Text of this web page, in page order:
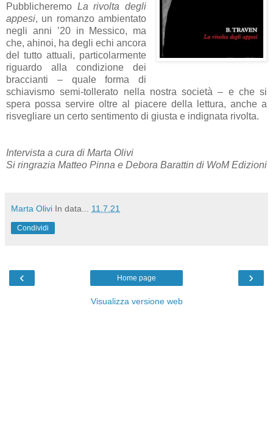
Pubblicheremo La rivolta degli
appesi, un romanzo ambientato
negli anni ’20 in Messico, ma
che, ahinoi, ha degli echi ancora
del tutto attuali, particolarmente
riguardo alla condizione dei
braccianti – quale forma di
schiavismo semi-tollerato nella nostra società – e che si
spera possa servire oltre al piacere della lettura, anche a
risvegliare un certo sentimento di giusta e indignata rivolta.
Intervista a cura di Marta Olivi
Si ringrazia Matteo Pinna e Debora Barattin di WoM Edizioni
Marta Olivi In data... 11.7.21
Condividi
‹ ›
Home page
Visualizza versione web